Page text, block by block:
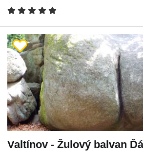
Valtínov - Žulový balvan